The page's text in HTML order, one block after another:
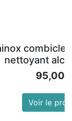
transparent
alcalin 3en1
le produit